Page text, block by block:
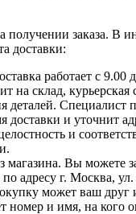
получении заказа. В
доставки:
работает с 9.00
на склад, курьерская
деталей. Специалист
доставки и уточнит
и
магазина. Вы можете
адресу г. Москва,
может ваш друг
номер и имя, на кого